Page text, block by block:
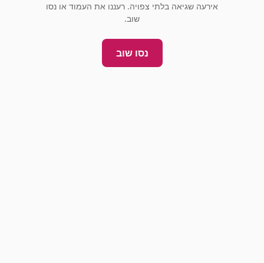
אירעה שגיאה בלתי צפויה. רעננו את העמוד או נסו
שוב.
נסו שוב